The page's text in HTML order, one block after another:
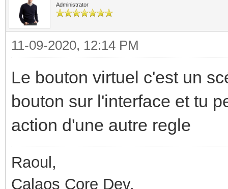
Administrator
11-09-2020, 12:14 PM
Le bouton virtuel c'est un
bouton sur l'interface et tu
action d'une autre regle
Raoul,
Calaos Core Dev.